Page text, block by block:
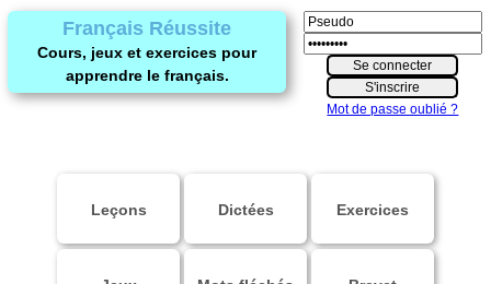
Français Réussite
Cours, jeux et exercices pour
apprendre le français.
Mot de passe oublié ?
Leçons Dictées Exercices